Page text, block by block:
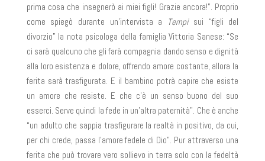
prima cosa che insegnerò ai miei figli! Grazie ancora!”. Proprio
come spiegò durante un’intervista a
Tempisui “figli del
divorzio” la nota psicologa della famiglia Vittoria Sanese: “Se
ci sarà qualcuno che gli farà compagnia dando senso e dignità
alla loro esistenza e dolore, offrendo amore costante, allora la
ferita sarà trasfigurata. E il bambino potrà capire che esiste
un amore che resiste. E che c’è un senso buono del suo
esserci. Serve quindi la fede in un’altra paternità”. Che è anche
“un adulto che sappia trasfigurare la realtà in positivo, da cui,
per chi crede, passa l’amore fedele di Dio”. Pur attraverso una
ferita che può trovare vero sollievo in terra solo con la fedeltà